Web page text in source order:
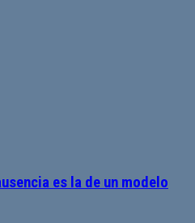
es la de un modelo